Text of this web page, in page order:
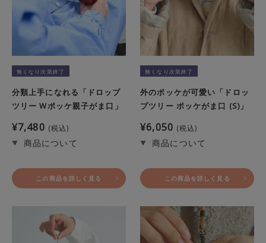
無くなり次第終了
分類上手になれる「ドロップ
ツリー Wポッケ親子がま口」
¥7,480 税込
この商品を詳しく見る
無くなり次第終了
外のポッケが可愛い「ドロッ
プツリー ポッケがま口 (S)」
¥6,050 税込
この商品を詳しく見る